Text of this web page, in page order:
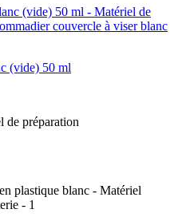
(vide) 50 ml
de préparation